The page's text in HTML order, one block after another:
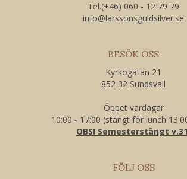
Tel.(+46) 060 - 12 79 79
​info@larssonsguldsilver.se
BESÖK OSS
Kyrkogatan 21
852 32 Sundsvall
Öppet vardagar
10:00 - 17:00 (stängt för lunch
OBS! Semesterstängt
FÖLJ OSS